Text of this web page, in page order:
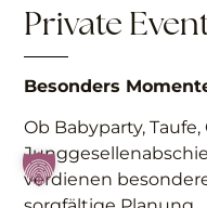
Private
Besonders
Ob Babyparty,
verdienen